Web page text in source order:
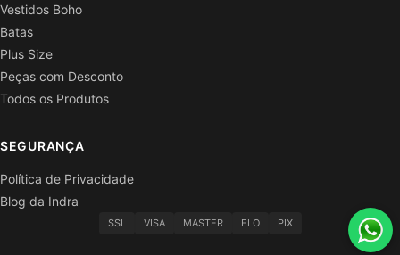
Vestidos Boho
Batas
Plus Size
Peças com Desconto
Todos os Produtos
SEGURANÇA
Política de Privacidade
Blog da Indra
SSL VISA MASTER ELO PIX